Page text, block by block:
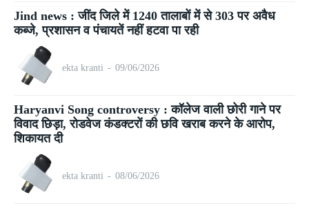
Jind news : जींद जिले में 1240 तालाबों में से 303 पर अवैध
कब्जे, प्रशासन व पंचायतें नहीं हटवा पा रही
ekta kranti - 09/06/2026
Haryanvi Song controversy : कॉलेज वाली छोरी गाने पर
विवाद छिड़ा, रोडवेज कंडक्टरों की छवि खराब करने के आरोप,
शिकायत दी
ekta kranti - 08/06/2026